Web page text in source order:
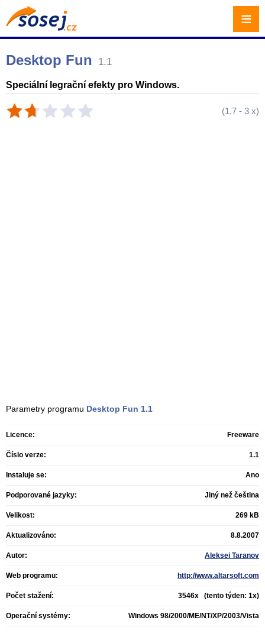
Desktop Fun 1.1
Speciální legrační efekty pro Windows.
(1.7 - 3 x)
Parametry programu Desktop Fun 1.1
Licence: Freeware
Číslo verze: 1.1
Instaluje se: Ano
Podporované jazyky: Jiný než čeština
Velikost: 269 kB
Aktualizováno: 8.8.2007
Autor: Aleksei Taranov
Web programu: http://www.altarsoft.com
Počet stažení: 3546x (tento týden: 1x)
Operační systémy: Windows 98/2000/ME/NT/XP/2003/Vista
≡